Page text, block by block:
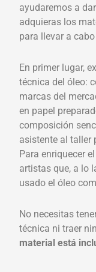
ayudaremos a
adquieras los
para llevar a
En primer lugar,
técnica del óleo:
marcas del
en papel
composición
asistente al taller
Para enriquecer
artistas que, a lo
usado el óleo
No necesitas
técnica ni traer
material está